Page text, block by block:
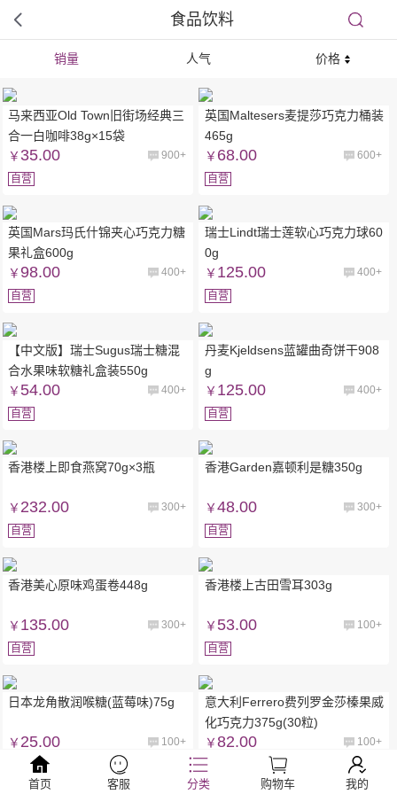
食品饮料
销量 人气 价格
马来西亚Old Town旧街场经典三
合一白咖啡38g×15袋
￥ 35.00
900+
自营
英国Maltesers麦提莎巧克力桶装
465g
￥ 68.00
600+
自营
英国Mars玛氏什锦夹心巧克力糖
果礼盒600g
￥98.00
400+
自营
瑞士Lindt瑞士莲软心巧克力球60
0g
￥ 125.00
400+
自营
【中文版】瑞士Sugus瑞士糖混
合水果味软糖礼盒装550g
￥ 54.00
400+
自营
丹麦Kjeldsens蓝罐曲奇饼干908
g
￥ 125.00
400+
自营
香港楼上即食燕窝70g×3瓶
￥ 232.00
300+
自营
香港Garden嘉顿利是糖350g
￥48.00
300+
自营
香港美心原味鸡蛋卷448g
￥ 135.00
300+
自营
香港楼上古田雪耳303g
￥ 53.00
100+
自营
日本龙角散润喉糖(蓝莓味)75g
￥ 25.00
100+
自营
意大利Ferrero费列罗金莎榛果威
化巧克力375g(30粒)
￥82.00
100+
自营
首页 客服 分类 购物车 我的